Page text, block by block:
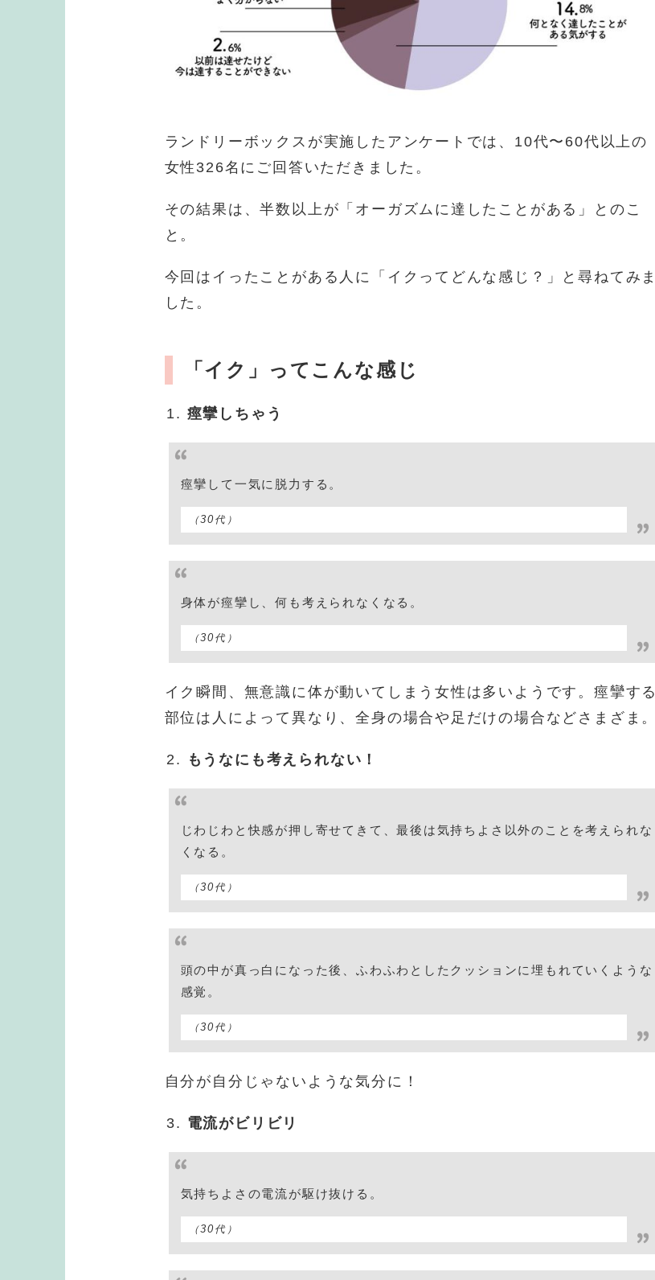
ランドリーボックスが実施したアンケートでは、10代〜60代以上の
女性326名にご回答いただきました。
その結果は、半数以上が「オーガズムに達したことがある」とのこ
と。
今回はイったことがある人に「イクってどんな感じ？」と尋ねてみま
した。
「イク」ってこんな感じ
痙攣しちゃう
痙攣して一気に脱力する。
（30代）
身体が痙攣し、何も考えられなくなる。
（30代）
イク瞬間、無意識に体が動いてしまう女性は多いようです。痙攣する
部位は人によって異なり、全身の場合や足だけの場合などさまざま。
もうなにも考えられない！
じわじわと快感が押し寄せてきて、最後は気持ちよさ以外のことを考えられな
くなる。
（30代）
頭の中が真っ白になった後、ふわふわとしたクッションに埋もれていくような
感覚。
（30代）
自分が自分じゃないような気分に！
電流がビリビリ
気持ちよさの電流が駆け抜ける。
（30代）